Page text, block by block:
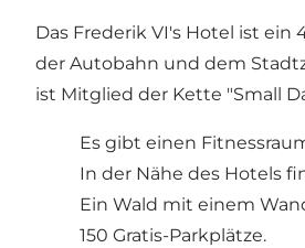
Das Frederik VI's Hotel ist
der Autobahn und dem
ist Mitglied der Kette "Small
Es gibt einen
In der Nähe des Hotels
Ein Wald mit einem
150 Gratis-Parkplätze.